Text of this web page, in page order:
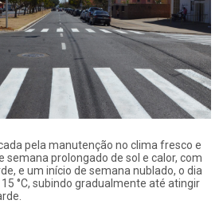
pela manutenção no clima fresco e
semana prolongado de sol e calor, com
e um início de semana nublado, o dia
°C, subindo gradualmente até atingir